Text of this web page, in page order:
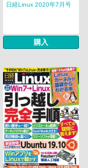
日経Linux 2020年7月号
購入